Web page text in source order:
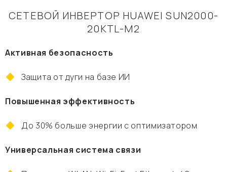
СЕТЕВОЙ ИНВЕРТОР HUAWEI SUN2000-
20KTL-М2
Активная безопасность
Защита от дуги на базе ИИ
Повышенная эффективность
До 30% больше энергии с оптимизатором
Универсальная система связи